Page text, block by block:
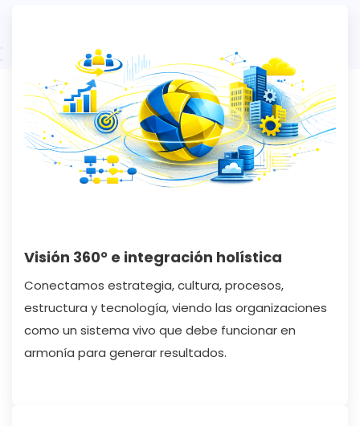
Visión 360° e integración holística
Conectamos estrategia, cultura, procesos,
estructura y tecnología, viendo las organizaciones
como un sistema vivo que debe funcionar en
armonía para generar resultados.